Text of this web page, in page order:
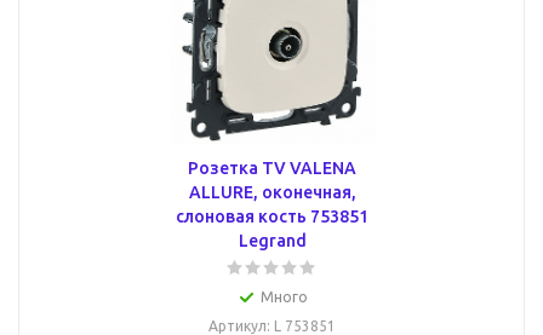
Розетка TV VALENA
ALLURE, оконечная,
слоновая кость 753851
Legrand
Много
Артикул: L 753851